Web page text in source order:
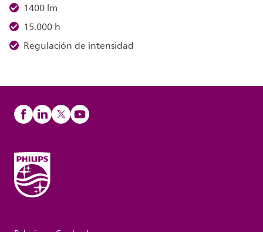
1400 lm
15.000 h
Regulación de intensidad